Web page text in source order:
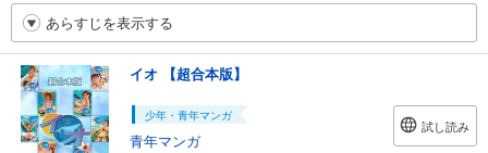
あらすじを表示する
イオ 【超合本版】
少年・青年マンガ
青年マンガ
試し読み